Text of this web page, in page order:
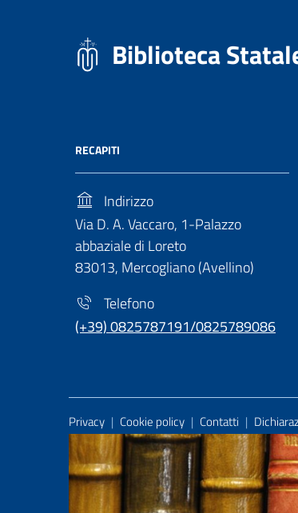
Biblioteca
RECAPITI
Indirizzo
Via D. A. Vaccaro, 1-Palazzo
abbaziale di Loreto
83013, Mercogliano (Avellino)
Telefono
(+39) 0825787191/0825789086
Useful Links Section
Privacy | Cookie policy | Contatti |